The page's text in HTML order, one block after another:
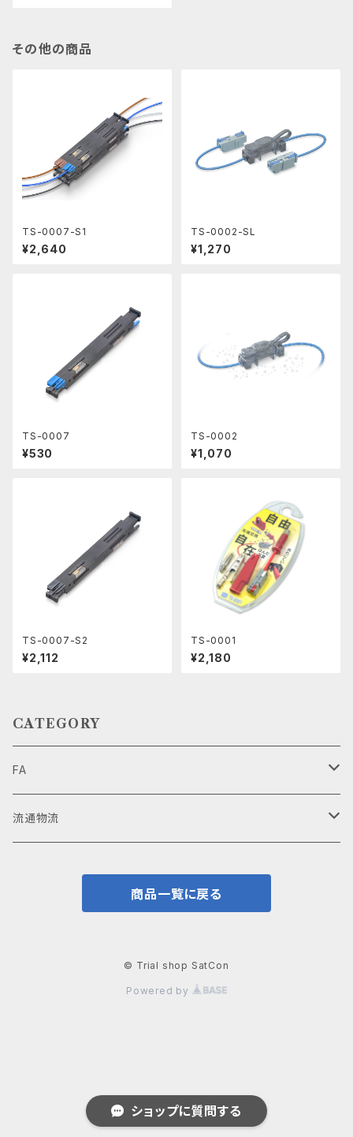
ショップに質問する
その他の商品
TS-0007-S1
¥2,640
TS-0002-SL
¥1,270
TS-0007
¥530
TS-0002
¥1,070
TS-0007-S2
¥2,112
TS-0001
¥2,180
CATEGORY
FA
設備メンテナンス
流通物流
商品一覧に戻る
© Trial shop SatCon
Powered by